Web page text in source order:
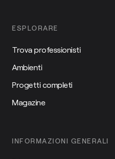
ESPLORARE
Trova professionisti
Ambienti
Progetti completi
Magazine
INFORMAZIONI GENERALI